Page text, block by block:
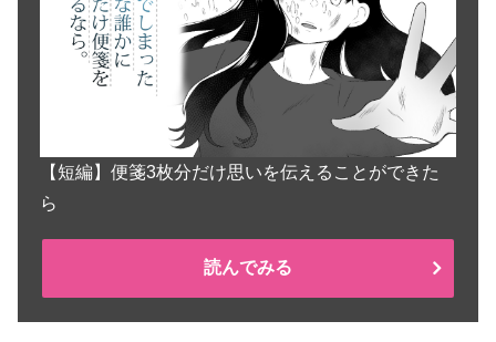
【短編】便箋3枚分だけ思いを伝えることができた
ら
読んでみる